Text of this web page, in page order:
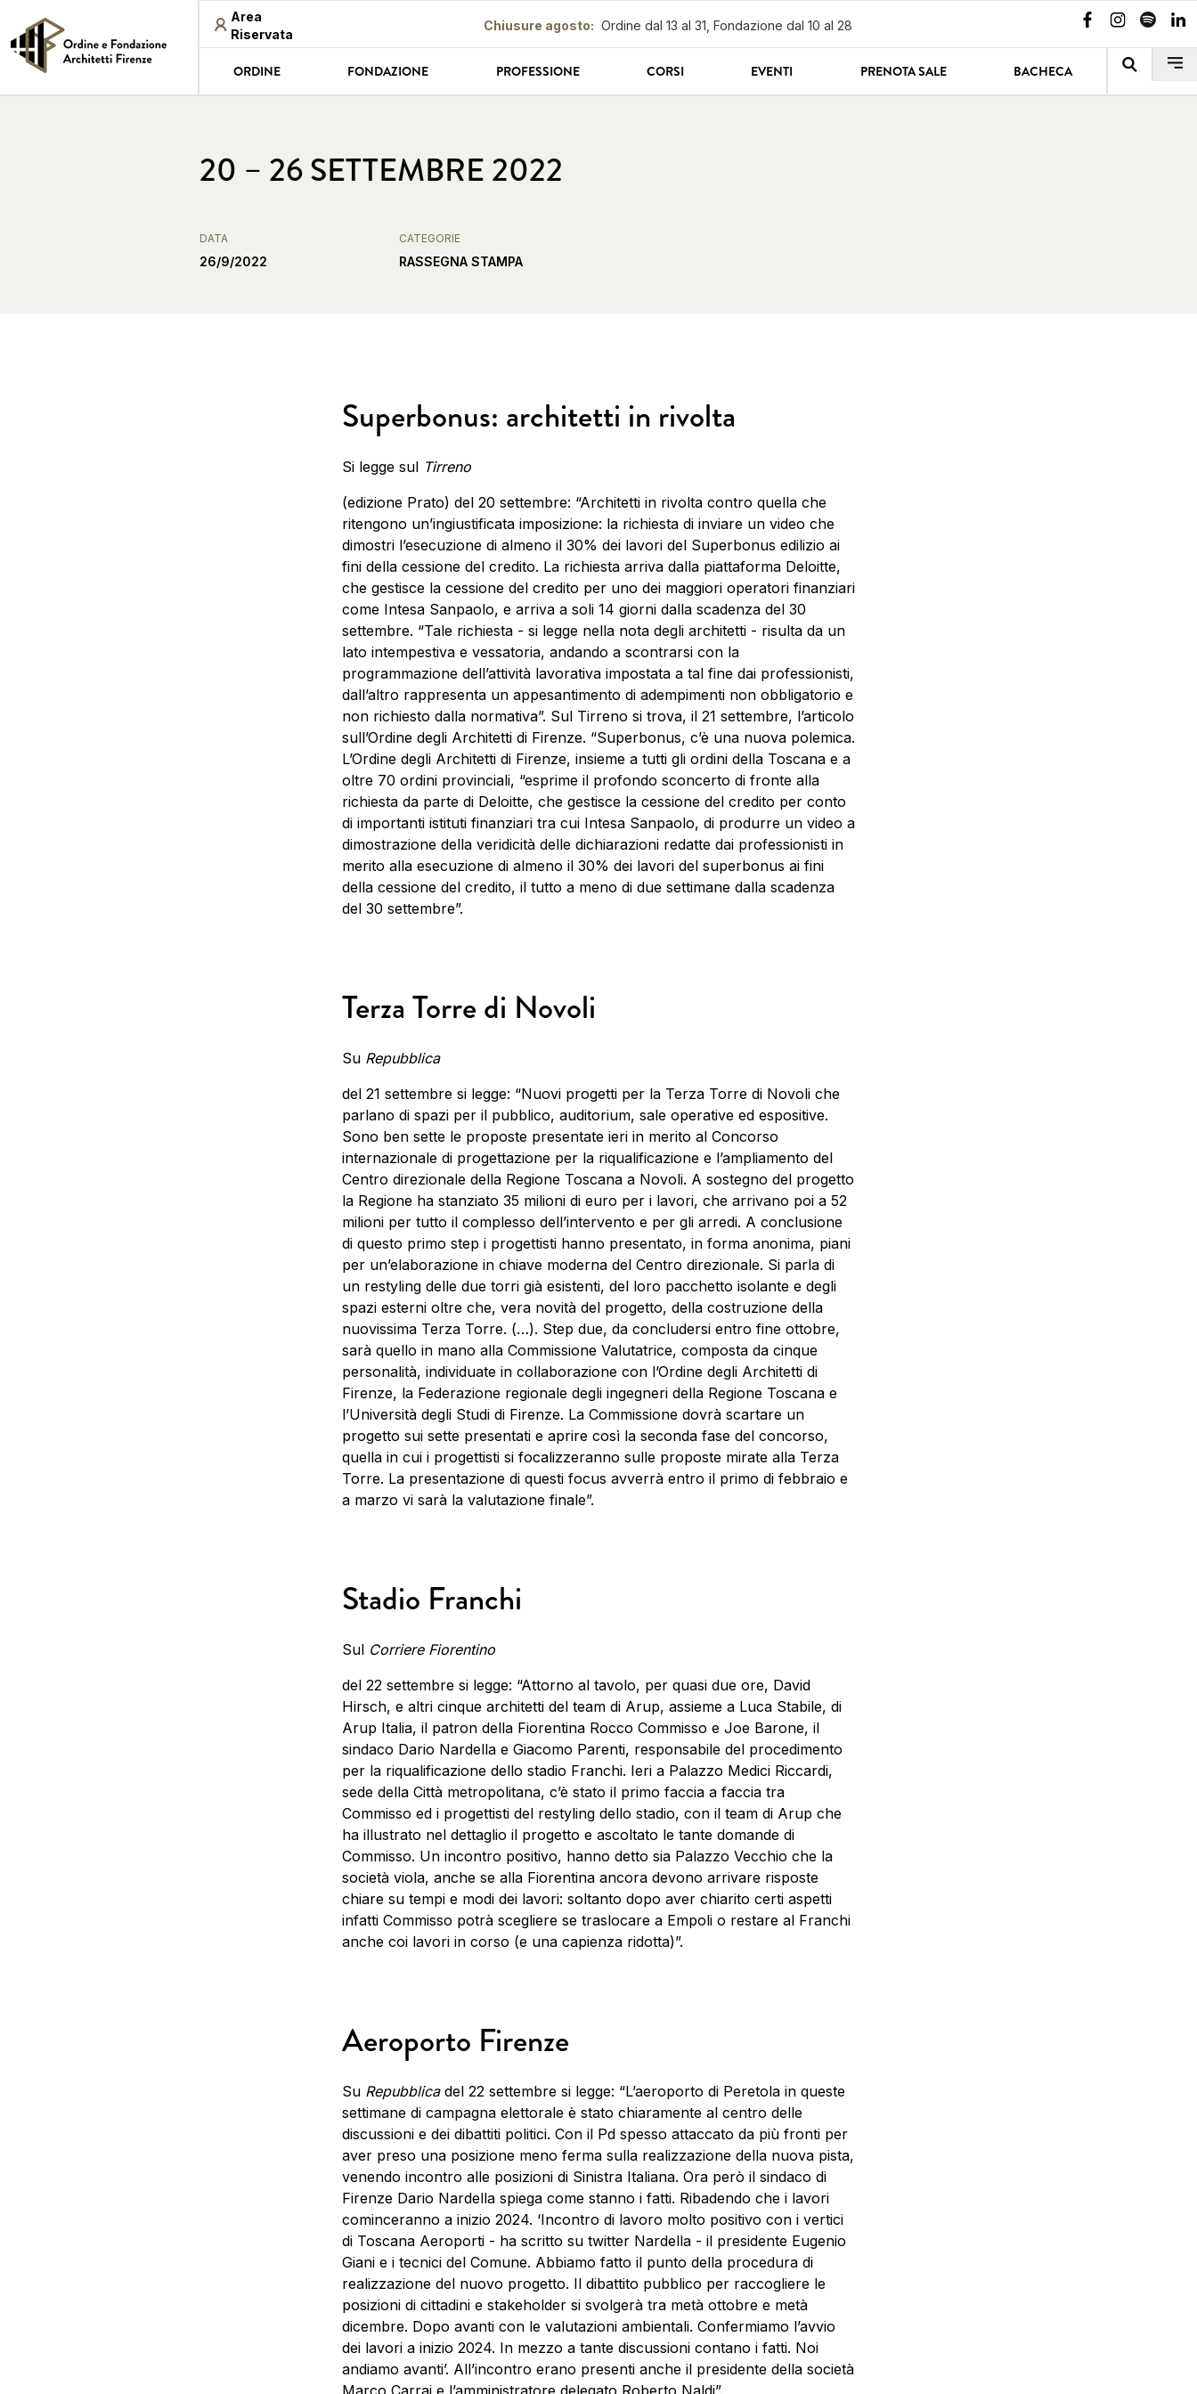
Area
Riservata
Chiusure agosto: Ordine dal 13 al 31, Fondazione dal 10 al 28
ORDINE FONDAZIONE PROFESSIONE CORSI EVENTI PRENOTA SALE BACHECA
20 – 26 SETTEMBRE 2022
DATA
26/9/2022
CATEGORIE
RASSEGNA STAMPA
Superbonus: architetti in rivolta
Si legge sul Tirreno
(edizione Prato) del 20 settembre: “Architetti in rivolta contro quella che
ritengono un’ingiustificata imposizione: la richiesta di inviare un video che
dimostri l’esecuzione di almeno il 30% dei lavori del Superbonus edilizio ai
fini della cessione del credito. La richiesta arriva dalla piattaforma Deloitte,
che gestisce la cessione del credito per uno dei maggiori operatori finanziari
come Intesa Sanpaolo, e arriva a soli 14 giorni dalla scadenza del 30
settembre. “Tale richiesta - si legge nella nota degli architetti - risulta da un
lato intempestiva e vessatoria, andando a scontrarsi con la
programmazione dell’attività lavorativa impostata a tal fine dai professionisti,
dall’altro rappresenta un appesantimento di adempimenti non obbligatorio e
non richiesto dalla normativa”. Sul Tirreno si trova, il 21 settembre, l’articolo
sull’Ordine degli Architetti di Firenze. “Superbonus, c’è una nuova polemica.
L’Ordine degli Architetti di Firenze, insieme a tutti gli ordini della Toscana e a
oltre 70 ordini provinciali, “esprime il profondo sconcerto di fronte alla
richiesta da parte di Deloitte, che gestisce la cessione del credito per conto
di importanti istituti finanziari tra cui Intesa Sanpaolo, di produrre un video a
dimostrazione della veridicità delle dichiarazioni redatte dai professionisti in
merito alla esecuzione di almeno il 30% dei lavori del superbonus ai fini
della cessione del credito, il tutto a meno di due settimane dalla scadenza
del 30 settembre”.
Terza Torre di Novoli
Su Repubblica
del 21 settembre si legge: “Nuovi progetti per la Terza Torre di Novoli che
parlano di spazi per il pubblico, auditorium, sale operative ed espositive.
Sono ben sette le proposte presentate ieri in merito al Concorso
internazionale di progettazione per la riqualificazione e l’ampliamento del
Centro direzionale della Regione Toscana a Novoli. A sostegno del progetto
la Regione ha stanziato 35 milioni di euro per i lavori, che arrivano poi a 52
milioni per tutto il complesso dell’intervento e per gli arredi. A conclusione
di questo primo step i progettisti hanno presentato, in forma anonima, piani
per un’elaborazione in chiave moderna del Centro direzionale. Si parla di
un restyling delle due torri già esistenti, del loro pacchetto isolante e degli
spazi esterni oltre che, vera novità del progetto, della costruzione della
nuovissima Terza Torre. (…). Step due, da concludersi entro fine ottobre,
sarà quello in mano alla Commissione Valutatrice, composta da cinque
personalità, individuate in collaborazione con l’Ordine degli Architetti di
Firenze, la Federazione regionale degli ingegneri della Regione Toscana e
l’Università degli Studi di Firenze. La Commissione dovrà scartare un
progetto sui sette presentati e aprire così la seconda fase del concorso,
quella in cui i progettisti si focalizzeranno sulle proposte mirate alla Terza
Torre. La presentazione di questi focus avverrà entro il primo di febbraio e
a marzo vi sarà la valutazione finale”.
Stadio Franchi
Sul Corriere Fiorentino
del 22 settembre si legge: “Attorno al tavolo, per quasi due ore, David
Hirsch, e altri cinque architetti del team di Arup, assieme a Luca Stabile, di
Arup Italia, il patron della Fiorentina Rocco Commisso e Joe Barone, il
sindaco Dario Nardella e Giacomo Parenti, responsabile del procedimento
per la riqualificazione dello stadio Franchi. Ieri a Palazzo Medici Riccardi,
sede della Città metropolitana, c’è stato il primo faccia a faccia tra
Commisso ed i progettisti del restyling dello stadio, con il team di Arup che
ha illustrato nel dettaglio il progetto e ascoltato le tante domande di
Commisso. Un incontro positivo, hanno detto sia Palazzo Vecchio che la
società viola, anche se alla Fiorentina ancora devono arrivare risposte
chiare su tempi e modi dei lavori: soltanto dopo aver chiarito certi aspetti
infatti Commisso potrà scegliere se traslocare a Empoli o restare al Franchi
anche coi lavori in corso (e una capienza ridotta)”.
Aeroporto Firenze
Su Repubblicadel 22 settembre si legge: “L’aeroporto di Peretola in queste
settimane di campagna elettorale è stato chiaramente al centro delle
discussioni e dei dibattiti politici. Con il Pd spesso attaccato da più fronti per
aver preso una posizione meno ferma sulla realizzazione della nuova pista,
venendo incontro alle posizioni di Sinistra Italiana. Ora però il sindaco di
Firenze Dario Nardella spiega come stanno i fatti. Ribadendo che i lavori
cominceranno a inizio 2024. ‘Incontro di lavoro molto positivo con i vertici
di Toscana Aeroporti - ha scritto su twitter Nardella - il presidente Eugenio
Giani e i tecnici del Comune. Abbiamo fatto il punto della procedura di
realizzazione del nuovo progetto. Il dibattito pubblico per raccogliere le
posizioni di cittadini e stakeholder si svolgerà tra metà ottobre e metà
dicembre. Dopo avanti con le valutazioni ambientali. Confermiamo l’avvio
dei lavori a inizio 2024. In mezzo a tante discussioni contano i fatti. Noi
andiamo avanti’. All’incontro erano presenti anche il presidente della società
Marco Carrai e l’amministratore delegato Roberto Naldi”.